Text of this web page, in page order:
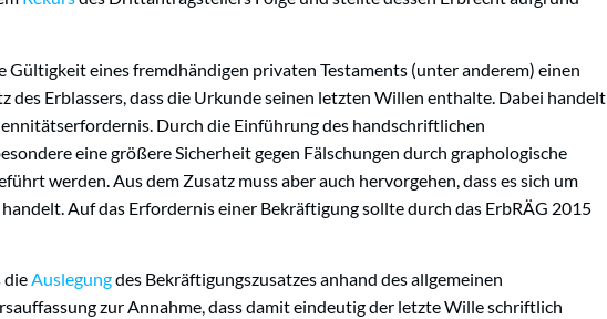
Gültigkeit eines fremdhändigen privaten Testaments (unter anderem) einen
des Erblassers, dass die Urkunde seinen letzten Willen enthalte. Dabei handelt
Durch die Einführung des handschriftlichen
eine größere Sicherheit gegen Fälschungen durch graphologische
werden. Aus dem Zusatz muss aber auch hervorgehen, dass es sich um
Auf das Erfordernis einer Bekräftigung sollte durch das ErbRÄG 2015
dieAuslegungdes Bekräftigungszusatzes anhand des allgemeinen
zur Annahme, dass damit eindeutig der letzte Wille schriftlich